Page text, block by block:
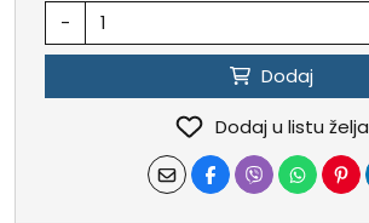
-
Dodaj
Dodaj u listu želja